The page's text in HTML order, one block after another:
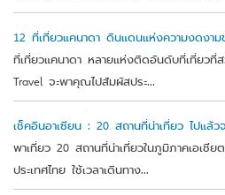
12 ที่เที่ยวแคนาดา ดินแดนแห่งความงดงาม
ที่เที่ยวแคนาดา หลายแห่งติดอันดับที่เที่ยวที่
Travel จะพาคุณไปสัมผัสประ...
เช็คอินอาเซียน : 20 สถานที่น่าเที่ยว ไปแล้ว
พาเที่ยว 20 สถานที่น่าเที่ยวในภูมิภาคเอเชีย
ประเทศไทย ใช้เวลาเดินทาง...